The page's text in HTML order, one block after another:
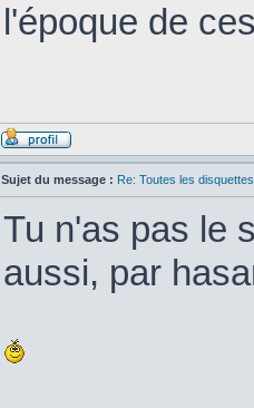
l'époque de
Sujet du message : Re: Toutes les
Tu n'as pas le
aussi, par